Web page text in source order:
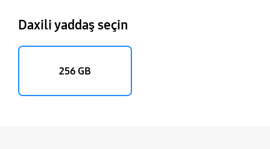
Daxili yaddaş seçin
256 GB